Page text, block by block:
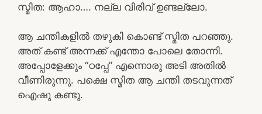
സ്മിത: ആഹാ…. നല്ല വിരിവ് ഉണ്ടല്ലോ.
ആ ചന്തികളിൽ തഴുകി കൊണ്ട് സ്മിത പറഞ്ഞു.
അത് കണ്ട് അന്നക്ക് എന്തോ പോലെ തോന്നി.
അപ്പോളേക്കും “ഠപ്പേ” എന്നൊരു അടി അതിൽ
വീണിരുന്നു. പക്ഷെ സ്മിത ആ ചന്തി തടവുന്നത്
ഐഷു കണ്ടു.